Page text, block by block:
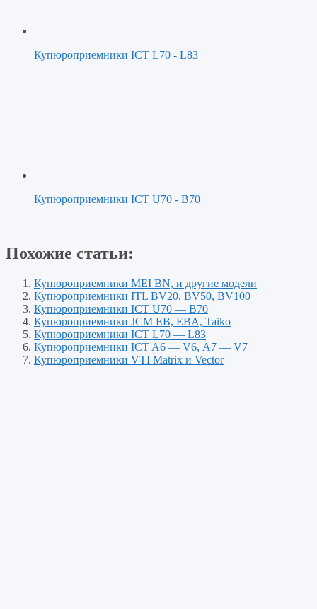
Купюроприемники ICT L70 - L83
Купюроприемники ICT U70 - B70
Похожие статьи:
Купюроприемники MEI BN, и другие модели
Купюроприемники ITL BV20, BV50, BV100
Купюроприемники ICT U70 — B70
Купюроприемники JCM EB, EBA, Taiko
Купюроприемники ICT L70 — L83
Купюроприемники ICT A6 — V6, А7 — V7
Купюроприемники VTI Matrix и Vector